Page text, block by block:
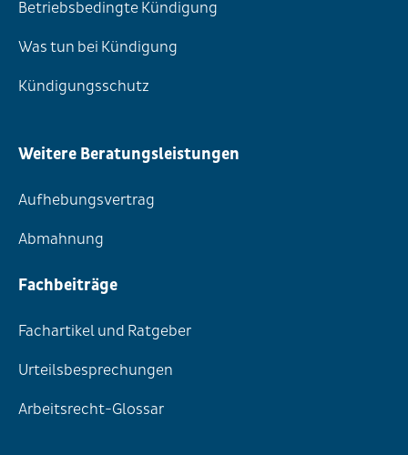
Betriebsbedingte Kündigung
Was tun bei Kündigung
Kündigungsschutz
Weitere Beratungsleistungen
Aufhebungsvertrag
Abmahnung
Fachbeiträge
Fachartikel und Ratgeber
Urteilsbesprechungen
Arbeitsrecht-Glossar